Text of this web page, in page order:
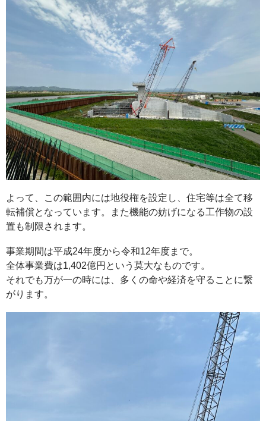
よって、この範囲内には地役権を設定し、住宅等は全て移
転補償となっています。また機能の妨げになる工作物の設
置も制限されます。
事業期間は平成24年度から令和12年度まで。
全体事業費は1,402億円という莫大なものです。
それでも万が一の時には、多くの命や経済を守ることに繋
がります。